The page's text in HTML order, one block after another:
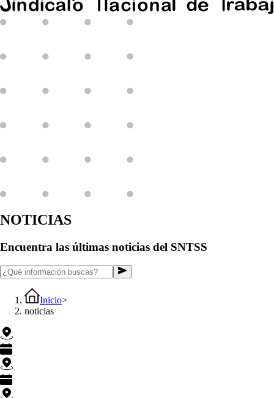
NOTICIAS
Encuentra las últimas noticias del SNTSS
Inicio>
noticias